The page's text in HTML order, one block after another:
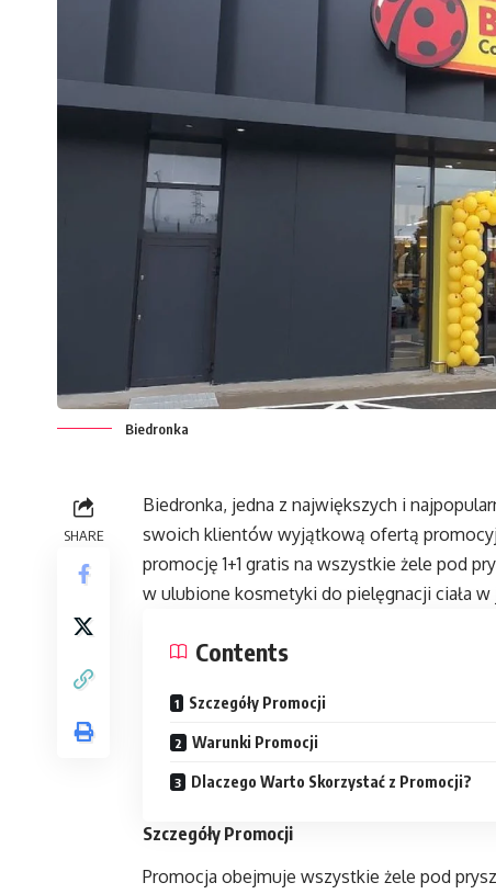
Biedronka
SHARE
Biedronka, jedna z największych i
swoich klientów wyjątkową ofertą
promocję 1+1 gratis na wszystkie żele pod
w ulubione kosmetyki do pielęgnacji ciała
Contents
Szczegóły Promocji
Warunki Promocji
Dlaczego Warto Skorzystać z Promocji?
Szczegóły Promocji
Promocja obejmuje wszystkie żele pod